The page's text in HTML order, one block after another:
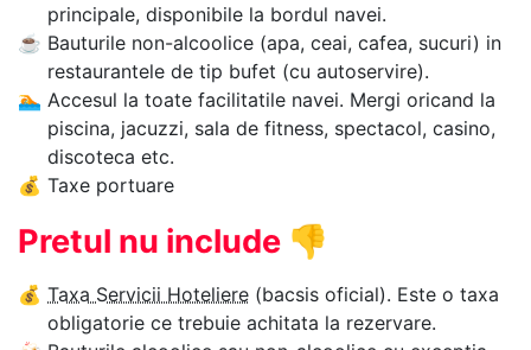
principale, disponibile la bordul navei.
☕ Bauturile non-alcoolice (apa, ceai, cafea, sucuri) in
restaurantele de tip bufet (cu autoservire).
🏊‍ Accesul la toate facilitatile navei. Mergi oricand la
piscina, jacuzzi, sala de fitness, spectacol, casino,
discoteca etc.
💰 Taxe portuare
Pretul nu include 👎
💰 Taxa Servicii Hoteliere (bacsis oficial). Este o taxa
obligatorie ce trebuie achitata la rezervare.